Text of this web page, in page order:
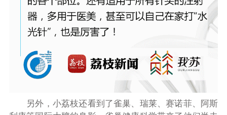
另外，小荔枝还看到了雀巢、 瑞莱 、赛诺菲、阿斯